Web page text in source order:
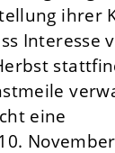
ihrer
Interesse
eine